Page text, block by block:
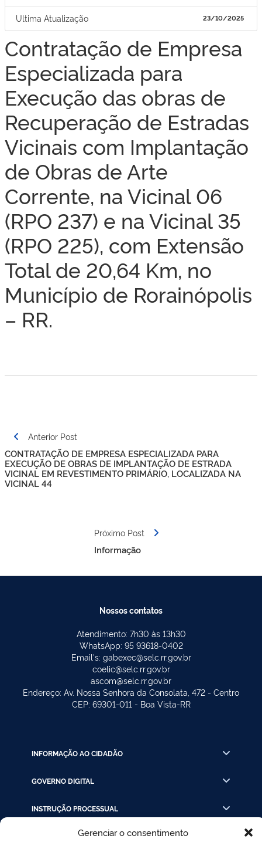
Gerenciar o consentimento
Ultima Atualização 23/10/2025
Contratação de Empresa
Especializada para
Execução das obras de
Recuperação de Estradas
Vicinais com Implantação
de Obras de Arte
Corrente, na Vicinal 06
(RPO 237) e na Vicinal 35
(RPO 225), com Extensão
Total de 20,64 Km, no
Município de Rorainópolis
– RR.
Navegação
de
Post
Anterior Post
CONTRATAÇÃO DE EMPRESA ESPECIALIZADA PARA
EXECUÇÃO DE OBRAS DE IMPLANTAÇÃO DE ESTRADA
VICINAL EM REVESTIMENTO PRIMÁRIO, LOCALIZADA NA
VICINAL 44
Próximo Post
Informação
Nossos contatos
Atendimento: 7h30 às 13h30
WhatsApp: 95 93618-0402
Email's: gabexec@selc.rr.gov.br
coelic@selc.rr.gov.br
ascom@selc.rr.gov.br
Endereço: Av. Nossa Senhora da Consolata, 472 - Centro
CEP: 69301-011 - Boa Vista-RR
INFORMAÇÃO AO CIDADÃO
GOVERNO DIGITAL
INSTRUÇÃO PROCESSUAL
LINKS RÁPIDOS